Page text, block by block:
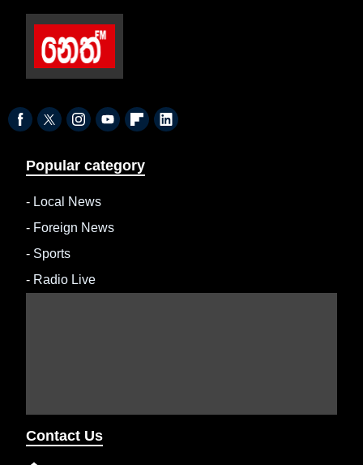
Popular category
- Local News
- Foreign News
- Sports
- Radio Live
Contact Us